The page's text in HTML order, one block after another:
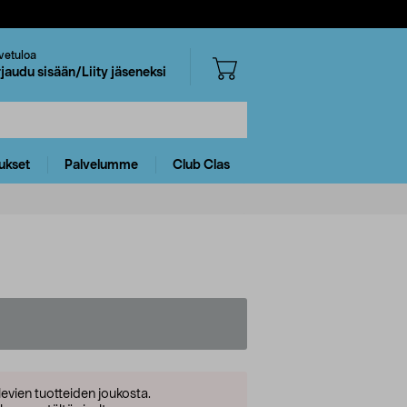
sisään/Liity jäseneksi
Palvelumme Club Clas
tuotteiden joukosta.